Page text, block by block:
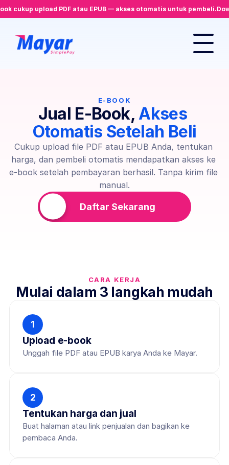
cukup upload PDF atau EPUB — akses otomatis untuk pembeli.
E-BOOK
Jual E-Book, Akses
Otomatis Setelah Beli
Cukup upload file PDF atau EPUB Anda, tentukan
harga, dan pembeli otomatis mendapatkan akses ke
e-book setelah pembayaran berhasil. Tanpa kirim file
manual.
Daftar Sekarang
CARA KERJA
Mulai dalam 3 langkah mudah
1
Upload e-book
Unggah file PDF atau EPUB karya Anda ke Mayar.
2
Tentukan harga dan jual
Buat halaman atau link penjualan dan bagikan ke
pembaca Anda.